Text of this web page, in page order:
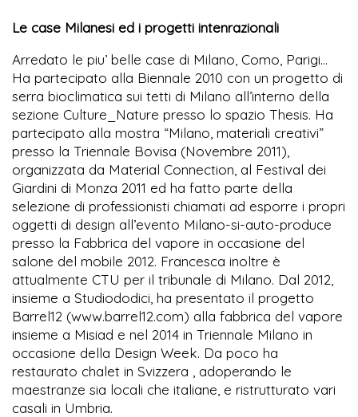
Le case Milanesi ed i progetti intenrazionali
Arredato le piu’ belle case di Milano, Como, Parigi…
Ha partecipato alla Biennale 2010 con un progetto di
serra bioclimatica sui tetti di Milano all’interno della
sezione Culture_Nature presso lo spazio Thesis. Ha
partecipato alla mostra “Milano, materiali creativi”
presso la Triennale Bovisa (Novembre 2011),
organizzata da Material Connection, al Festival dei
Giardini di Monza 2011 ed ha fatto parte della
selezione di professionisti chiamati ad esporre i propri
oggetti di design all’evento Milano-si-auto-produce
presso la Fabbrica del vapore in occasione del
salone del mobile 2012. Francesca inoltre è
attualmente CTU per il tribunale di Milano. Dal 2012,
insieme a Studiododici, ha presentato il progetto
Barrel12 (www.barrel12.com) alla fabbrica del vapore
insieme a Misiad e nel 2014 in Triennale Milano in
occasione della Design Week. Da poco ha
restaurato chalet in Svizzera , adoperando le
maestranze sia locali che italiane, e ristrutturato vari
casali in Umbria.